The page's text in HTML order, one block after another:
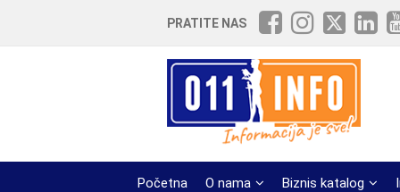
PRATITE NAS
Početna O nama Biznis katalog